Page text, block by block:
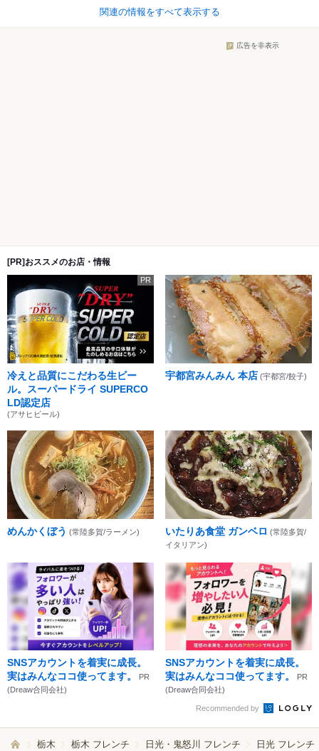
関連の情報をすべて表示する
広告を非表示
[PR]おススメのお店・情報
PR
冷えと品質にこだわる生ビー
ル。スーパードライ SUPERCO
LD認定店
(アサヒビール)
宇都宮みんみん 本店 (宇都宮/餃子)
めんかくぼう (常陸多賀/ラーメン) いたりあ食堂 ガンベロ (常陸多賀/
イタリアン)
SNSアカウントを着実に成長。
実はみんなココ使ってます。
PR
(Dreaw合同会社)
SNSアカウントを着実に成長。
実はみんなココ使ってます。
PR
(Dreaw合同会社)
Recommended by
栃木 栃木 フレンチ 日光・鬼怒川 フレンチ 日光 フレンチ